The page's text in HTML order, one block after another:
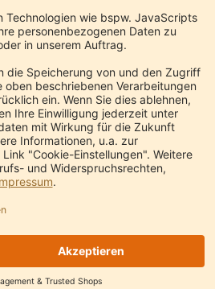
kann mit Wärme und Feuchtigkeit
Duschen mit einer
das Nervensystem, kräftigt den
am Abend harmonisieren Vata.
des Tages ein.
Sie rechtzeitig zu Bett.